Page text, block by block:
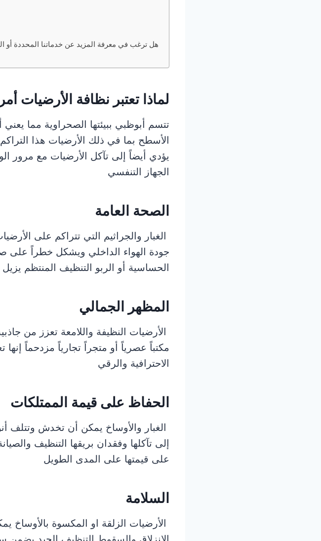
هل ترغب في معرفة المزيد عن خدماتنا المحددة
لماذا تعتبر نظافة الأرضيات
تتسم أبوظبي ببيئتها الصحراوية مما
الأسطح بما في ذلك الأرضيات هذا
يؤدي أيضاً إلى تآكل الأرضيات مع
الجهاز التنفسي
الصحة العامة
الغبار والجراثيم التي تتراكم على
جودة الهواء الداخلي ويشكل خطراً على
الحساسية أو الربو التنظيف المنتظم
المظهر الجمالي
الأرضيات النظيفة واللامعة تعزز من
مكتباً عصرياً أو متجراً تجارياً مزدحماً
الاحترافية والرقي
الحفاظ على قيمة الممتلكات
الغبار والأوساخ يمكن أن تخدش وتتلف
إلى تآكلها وفقدان بريقها التنظيف
على قيمتها على المدى الطويل
السلامة
الأرضيات الزلقة او المكسوة